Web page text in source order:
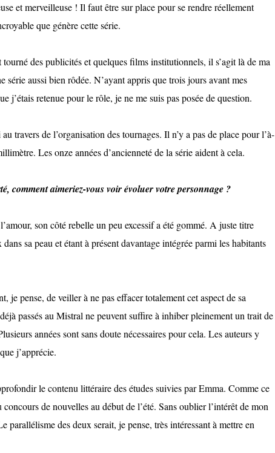
et merveilleuse ! Il faut être sur place pour se rendre réellement
que génère cette série.
des publicités et quelques films institutionnels, il s’agit là de ma
série aussi bien rôdée. N’ayant appris que trois jours avant mes
j’étais retenue pour le rôle, je ne me suis pas posée de question.
travers de l’organisation des tournages. Il n’y a pas de place pour l’à-
Les onze années d’ancienneté de la série aident à cela.
comment aimeriez-vous voir évoluer votre personnage ?
son côté rebelle un peu excessif a été gommé. A juste titre
sa peau et étant à présent davantage intégrée parmi les habitants
je pense, de veiller à ne pas effacer totalement cet aspect de sa
passés au Mistral ne peuvent suffire à inhiber pleinement un trait de
années sont sans doute nécessaires pour cela. Les auteurs y
j’apprécie.
le contenu littéraire des études suivies par Emma. Comme ce
de nouvelles au début de l’été. Sans oublier l’intérêt de mon
parallélisme des deux serait, je pense, très intéressant à mettre en